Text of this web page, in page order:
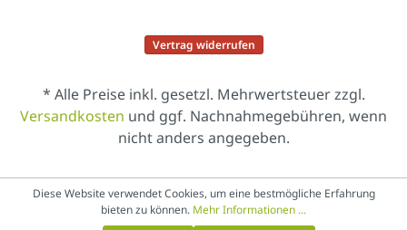
Vertrag widerrufen
* Alle Preise inkl. gesetzl. Mehrwertsteuer zzgl.
Versandkosten und ggf. Nachnahmegebühren, wenn
nicht anders angegeben.
Diese Website verwendet Cookies, um eine bestmögliche Erfahrung
bieten zu können. Mehr Informationen ...